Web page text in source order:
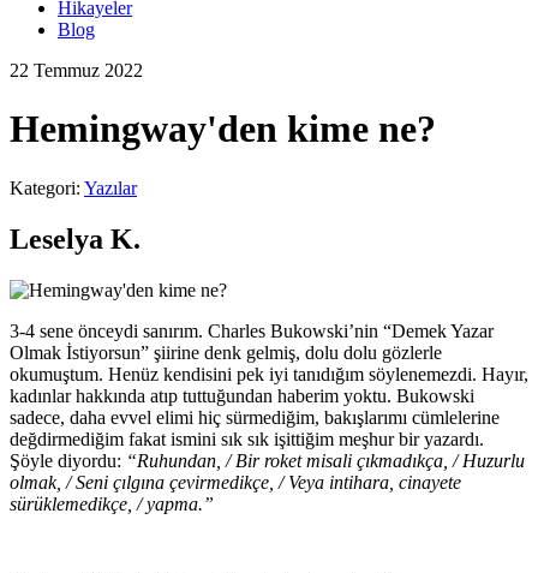
Hikayeler
Blog
22 Temmuz 2022
Hemingway'den kime ne?
Kategori: Yazılar
Leselya K.
3-4 sene önceydi sanırım. Charles Bukowski’nin “Demek Yazar
Olmak İstiyorsun” şiirine denk gelmiş, dolu dolu gözlerle
okumuştum. Henüz kendisini pek iyi tanıdığım söylenemezdi. Hayır,
kadınlar hakkında atıp tuttuğundan haberim yoktu. Bukowski
sadece, daha evvel elimi hiç sürmediğim, bakışlarımı cümlelerine
değdirmediğim fakat ismini sık sık işittiğim meşhur bir yazardı.
Şöyle diyordu: “Ruhundan, / Bir roket misali çıkmadıkça, / Huzurlu
olmak, / Seni çılgına çevirmedikçe, / Veya intihara, cinayete
sürüklemedikçe, / yapma.”